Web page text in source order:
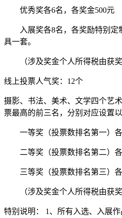
优秀奖各6名，各奖金500元
入展奖各8名，各奖励特别定
具一套。
（涉及奖金个人所得税由获奖
线上投票人气奖：12个
摄影、书法、美术、文学四个艺
票最高的前三名，分别对应设置以
一等奖（投票数排名第一）各
二等奖（投票数排名第二）各
三等奖（投票数排名第三）各
（涉及奖金个人所得税由获奖
特别说明： 1、所有入选、入展